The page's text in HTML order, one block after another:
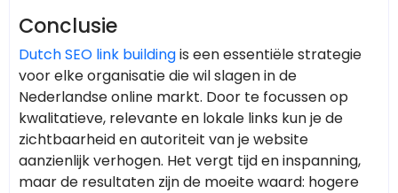
Conclusie
Dutch SEO link buildingis een essentiële strategie
voor elke organisatie die wil slagen in de
Nederlandse online markt. Door te focussen op
kwalitatieve, relevante en lokale links kun je de
zichtbaarheid en autoriteit van je website
aanzienlijk verhogen. Het vergt tijd en inspanning,
maar de resultaten zijn de moeite waard: hogere